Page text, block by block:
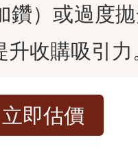
鑽）或過度
收購吸引力
即估價